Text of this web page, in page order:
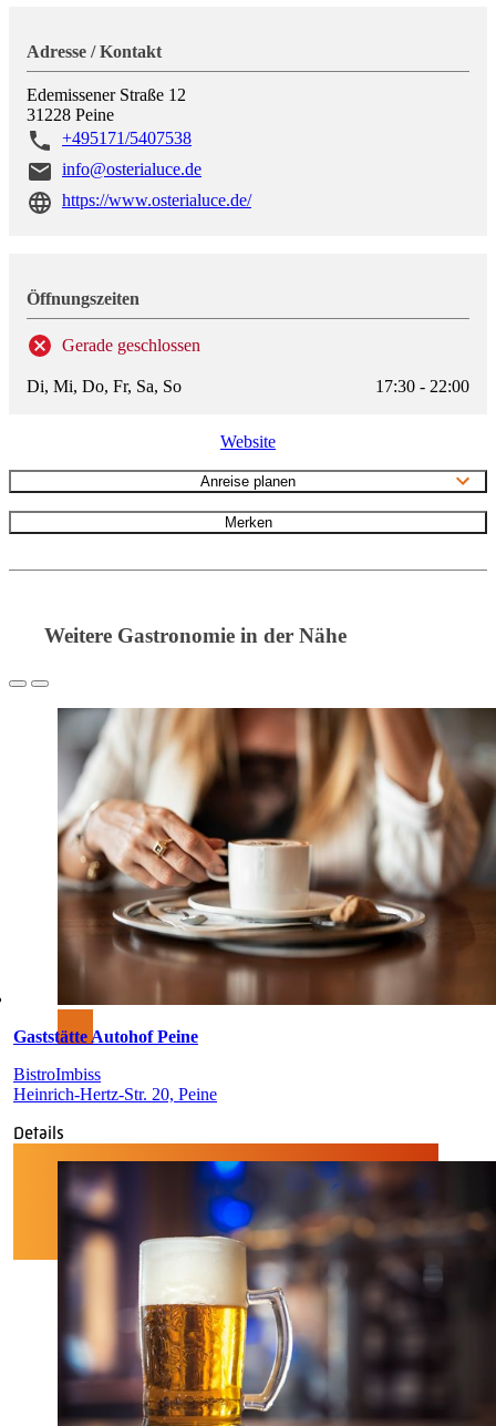
Adresse / Kontakt
Edemissener Straße 12
31228 Peine
+495171/5407538
info@osterialuce.de
https://www.osterialuce.de/
Öffnungszeiten
Gerade geschlossen
Di, Mi, Do, Fr, Sa, So 17:30 - 22:00
Website
Anreise planen
Merken
Weitere Gastronomie in der Nähe
Gaststätte Autohof Peine
BistroImbiss
Heinrich-Hertz-Str. 20, Peine
Details